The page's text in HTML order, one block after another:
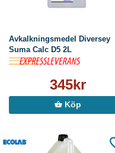
Avkalkningsmedel Diversey
Suma Calc D5 2L
345kr
Köp